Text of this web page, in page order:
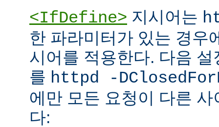
<IfDefine> 지시어는
한 파라미터가 있는 경우
시어를 적용한다. 다음
를 httpd -
에만 모든 요청이 다른
다: